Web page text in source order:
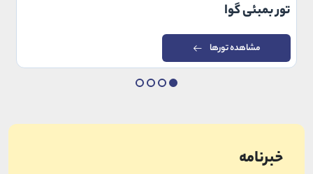
تور بمبئی گوا
مشاهده تورها
خبرنامه